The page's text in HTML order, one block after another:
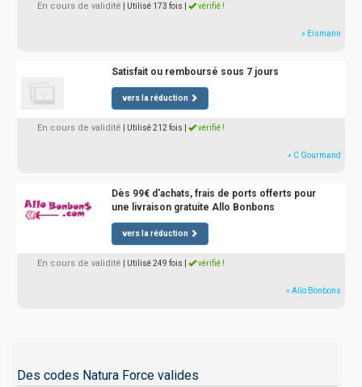
En cours de validité | Utilisé 173 fois vérifié !
» Eismann
Satisfait ou remboursé sous 7 jours
vers la réduction
En cours de validité | Utilisé 212 fois vérifié !
» C Gourmand
Dès 99€ d'achats, frais de ports offerts pour
une livraison gratuite Allo Bonbons
vers la réduction
En cours de validité | Utilisé 249 fois vérifié !
» Allo Bonbons
Des codes Natura Force valides